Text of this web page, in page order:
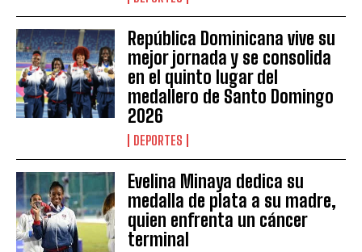
República Dominicana vive su
mejor jornada y se consolida
en el quinto lugar del
medallero de Santo Domingo
2026
DEPORTES
Evelina Minaya dedica su
medalla de plata a su madre,
quien enfrenta un cáncer
terminal